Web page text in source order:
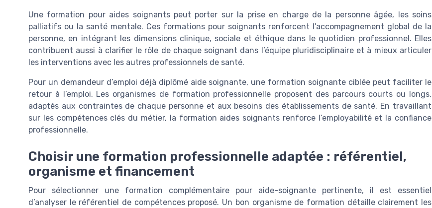
Une formation pour aides soignants peut porter sur la prise en charge de la personne âgée, les soins
palliatifs ou la santé mentale. Ces formations pour soignants renforcent l’accompagnement global de la
personne, en intégrant les dimensions clinique, sociale et éthique dans le quotidien professionnel. Elles
contribuent aussi à clarifier le rôle de chaque soignant dans l’équipe pluridisciplinaire et à mieux articuler
les interventions avec les autres professionnels de santé.
Pour un demandeur d’emploi déjà diplômé aide soignante, une formation soignante ciblée peut faciliter le
retour à l’emploi. Les organismes de formation professionnelle proposent des parcours courts ou longs,
adaptés aux contraintes de chaque personne et aux besoins des établissements de santé. En travaillant
sur les compétences clés du métier, la formation aides soignants renforce l’employabilité et la confiance
professionnelle.
Choisir une formation professionnelle adaptée : référentiel,
organisme et financement
Pour sélectionner une formation complémentaire pour aide-soignante pertinente, il est essentiel
d’analyser le référentiel de compétences proposé. Un bon organisme de formation détaille clairement les